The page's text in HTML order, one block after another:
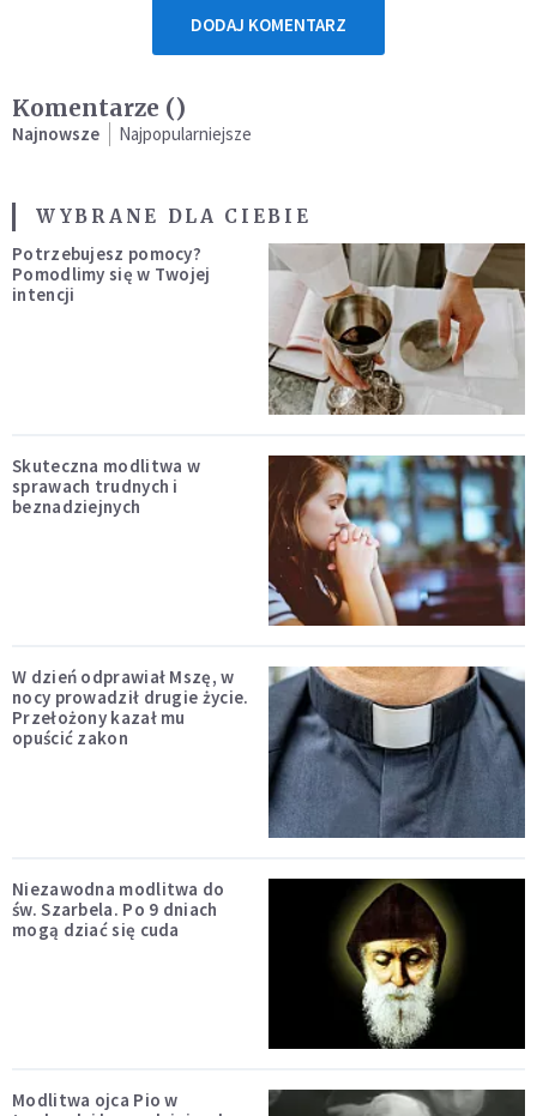
DODAJ KOMENTARZ
Komentarze ()
Najnowsze Najpopularniejsze
WYBRANE DLA CIEBIE
Potrzebujesz pomocy?
Pomodlimy się w Twojej
intencji
Skuteczna modlitwa w
sprawach trudnych i
beznadziejnych
W dzień odprawiał Mszę, w
nocy prowadził drugie życie.
Przełożony kazał mu
opuścić zakon
Niezawodna modlitwa do
św. Szarbela. Po 9 dniach
mogą dziać się cuda
Modlitwa ojca Pio w